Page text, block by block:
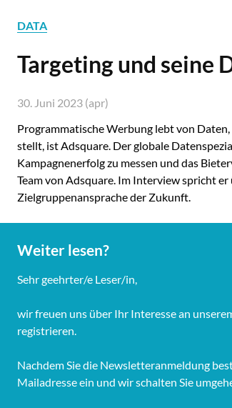
DATA
Targeting und seine
30. Juni 2023 (apr)
Programmatische Werbung lebt von
stellt, ist Adsquare. Der globale
Kampagnenerfolg zu messen und das
Team von Adsquare. Im Interview spricht
Zielgruppenansprache der Zukunft.
Weiter lesen?
Sehr geehrter/e Leser/in,
wir freuen uns über Ihr Interesse an
registrieren.
Nachdem Sie die Newsletteranmeldung
Mailadresse ein und wir schalten Sie